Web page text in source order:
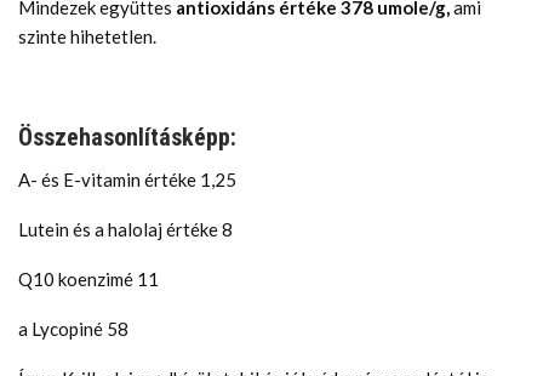
Mindezek együttes antioxidáns értéke 378 umole/g,ami
szinte hihetetlen.
Összehasonlításképp:
A- és E-vitamin értéke 1,25
Lutein és a halolaj értéke 8
Q10 koenzimé 11
a Lycopiné 58